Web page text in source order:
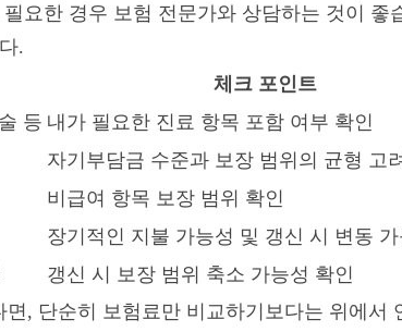
요한 경우 보험 전문가와 상담하는 것이 좋
.
체크 포인트
등 내가 필요한 진료 항목 포함 여부 확인
자기부담금 수준과 보장 범위의 균형 고
비급여 항목 보장 범위 확인
장기적인 지불 가능성 및 갱신 시 변동 가
갱신 시 보장 범위 축소 가능성 확인
, 단순히 보험료만 비교하기보다는 위에서